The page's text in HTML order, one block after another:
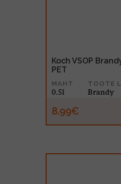
Koch VSOP
PET
MAHT
0.5l
TOOTE
Brandy
8.99€